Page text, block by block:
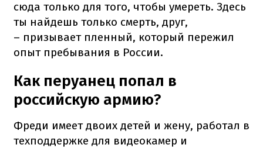
сюда только для того, чтобы умереть. Здесь
ты найдешь только смерть, друг,
– призывает пленный, который пережил
опыт пребывания в России.
Как перуанец попал в
российскую армию?
Фреди имеет двоих детей и жену, работал в
техподдержке для видеокамер и